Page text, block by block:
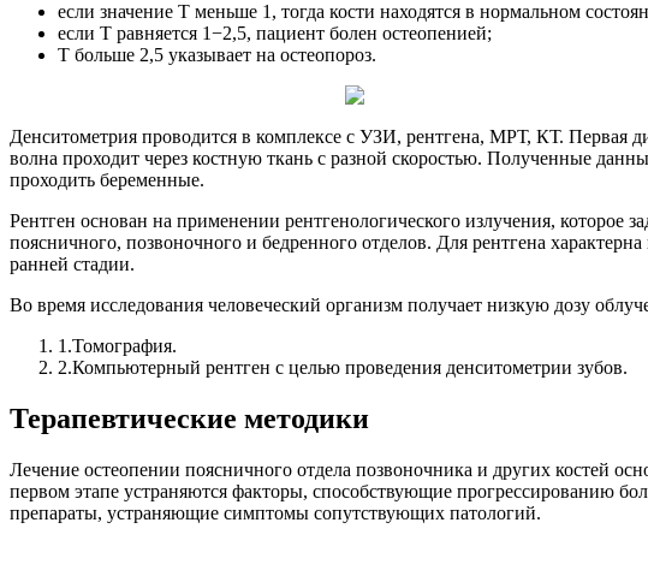
если значение Т меньше 1, тогда кости находятся в нормальном
если Т равняется 1−2,5, пациент болен остеопенией;
Т больше 2,5 указывает на остеопороз.
Денситометрия проводится в комплексе с УЗИ, рентгена, МРТ, КТ. Первая
волна проходит через костную ткань с разной скоростью. Полученные
проходить беременные.
Рентген основан на применении рентгенологического излучения, которое
поясничного, позвоночного и бедренного отделов. Для рентгена
ранней стадии.
Во время исследования человеческий организм получает низкую дозу
1.Томография.
2.Компьютерный рентген с целью проведения денситометрии зубов.
Терапевтические методики
Лечение остеопении поясничного отдела позвоночника и других костей
первом этапе устраняются факторы, способствующие прогрессированию
препараты, устраняющие симптомы сопутствующих патологий.